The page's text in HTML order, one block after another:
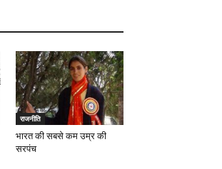
राजनीति
भारत की सबसे कम उम्र की
सरपंच